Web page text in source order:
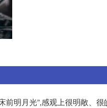
前明月光”,感观上很明敞、